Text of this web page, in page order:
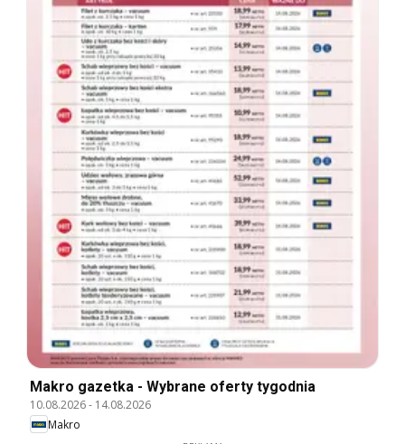
Makro gazetka - Wybrane oferty tygodnia
10.08.2026- 14.08.2026
Makro